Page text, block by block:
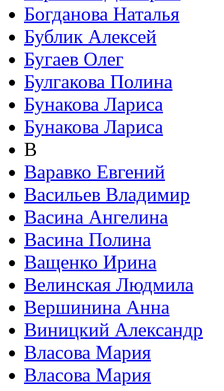
Богданова Наталья
Бублик Алексей
Бугаев Олег
Булгакова Полина
Бунакова Лариса
Бунакова Лариса
В
Варавко Евгений
Васильев Владимир
Васина Ангелина
Васина Полина
Ващенко Ирина
Велинская Людмила
Вершинина Анна
Виницкий Александр
Власова Мария
Власова Мария